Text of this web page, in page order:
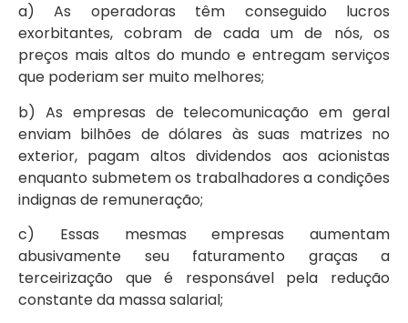
a) As operadoras têm conseguido lucros
exorbitantes, cobram de cada um de nós, os
preços mais altos do mundo e entregam serviços
que poderiam ser muito melhores;
b) As empresas de telecomunicação em geral
enviam bilhões de dólares às suas matrizes no
exterior, pagam altos dividendos aos acionistas
enquanto submetem os trabalhadores a condições
indignas de remuneração;
c) Essas mesmas empresas aumentam
abusivamente seu faturamento graças a
terceirização que é responsável pela redução
constante da massa salarial;